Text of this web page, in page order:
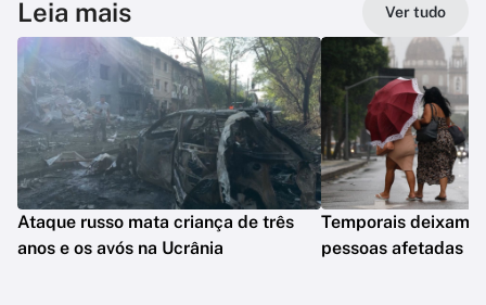
Leia mais Ver tudo
Ataque russo mata criança de três
anos e os avós na Ucrânia
Temporais deixam
pessoas afetadas